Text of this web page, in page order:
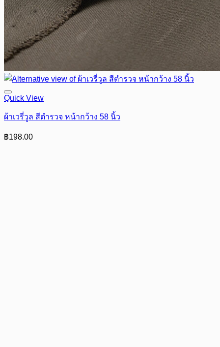
Quick View
ผ้าเวรี่วูล สีตำรวจ หน้ากว้าง 58 นิ้ว
฿198.00